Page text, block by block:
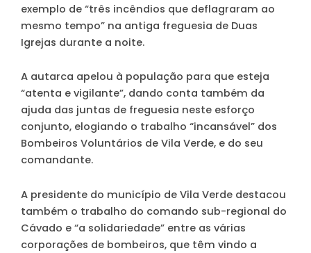
exemplo de “três incêndios que deflagraram ao
mesmo tempo” na antiga freguesia de Duas
Igrejas durante a noite.
A autarca apelou à população para que esteja
“atenta e vigilante”, dando conta também da
ajuda das juntas de freguesia neste esforço
conjunto, elogiando o trabalho “incansável” dos
Bombeiros Voluntários de Vila Verde, e do seu
comandante.
A presidente do município de Vila Verde destacou
também o trabalho do comando sub-regional do
Cávado e “a solidariedade” entre as várias
corporações de bombeiros, que têm vindo a